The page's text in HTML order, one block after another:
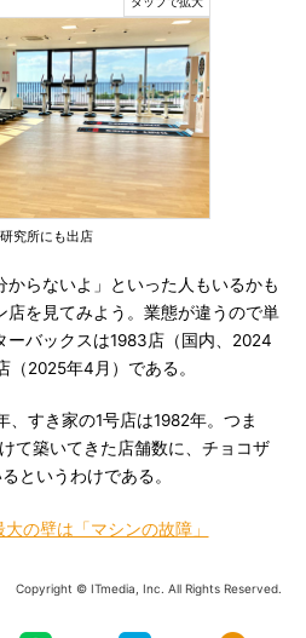
究所にも出店
らないよ」といった人もいるかも
店を見てみよう。業態が違うので単
ーバックスは1983店（国内、2024
（2025年4月）である。
すき家の1号店は1982年。つま
て築いてきた店舗数に、チョコザ
というわけである。
大の壁は「マシンの故障」
Copyright © ITmedia, Inc. All Rights Reserved.